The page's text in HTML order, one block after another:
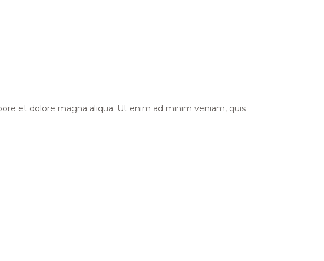
et dolore magna aliqua. Ut enim ad minim veniam, quis